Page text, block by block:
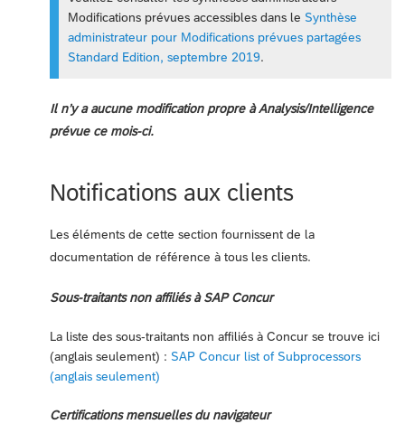
Modifications prévues accessibles dans le Synthèse
administrateur pour Modifications prévues partagées
Standard Edition, septembre 2019.
Il n’y a aucune modification propre à Analysis/Intelligence
prévue ce mois-ci.
Notifications aux clients
Les éléments de cette section fournissent de la
documentation de référence à tous les clients.
Sous-traitants non affiliés à SAP Concur
La liste des sous-traitants non affiliés à Concur se trouve ici
(anglais seulement) : SAP Concur list of Subprocessors
(anglais seulement)
Certifications mensuelles du navigateur